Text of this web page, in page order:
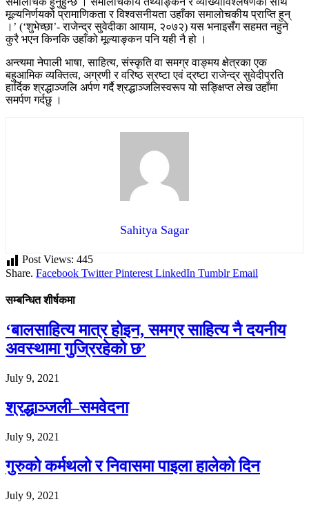
मूल्यनिर्णयको प्रामाणिकता र विश्वसनीयता उहाँका समालोचकीय प्राप्ति हुन्
।’ (‘शुभेच्छा’- राजेन्द्र सुवेदीका आयाम, २०७२) यस भनाइसँग सहमत नहुने
कुरै भएन किनकि उहाँको मूल्याङ्कन पनि यही नै हो ।
अन्त्यमा नेपाली भाषा, साहित्य, संस्कृति वा समग्र वाङ्मय क्षेत्रका एक
बहुआमिक व्यक्तित्व, अग्रणी र वरिष्ठ स्रष्टा एवं द्रष्टा राजेन्द्र सुवेदीप्रति
हार्दिक श्रद्धाञ्जलि अर्पण गर्दै श्रद्धाञ्जलिस्वरूप यो सङ्क्षिप्त लेख उहाँमा
समर्पण गर्दछु ।
Sahitya Sagar
Post Views: 445
Share. Facebook Twitter Pinterest LinkedIn Tumblr Email
सम्बन्धित शीर्षकमा
‘बालसाहित्य मात्र होइन, समग्र साहित्य नै दयनीय
अवस्थामा गुज्रिरहेको छ’
July 9, 2021
श्रद्धाञ्जली–समवेदना
July 9, 2021
गुरुको कर्मथलो र निवासमा पाइला हालेको दिन
July 9, 2021